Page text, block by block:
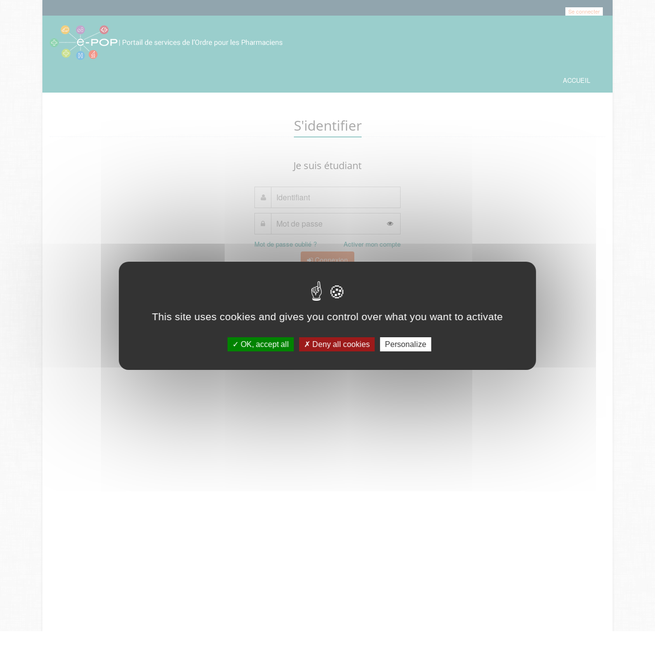
This site uses cookies and gives you control over what you want to activate
OK, accept all Deny all cookies Personalize
Se connecter
ACCUEIL
S'identifier
Je suis étudiant
Mot de passe oublié ? Activer mon compte
Connexion